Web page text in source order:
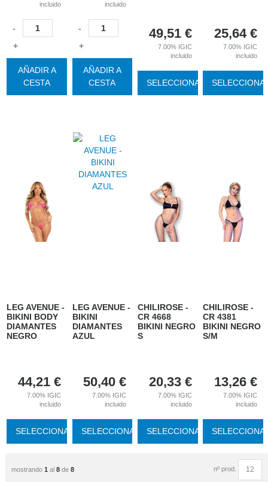
incluido
-
+
AÑADIR A
CESTA
incluido
-
+
AÑADIR A
CESTA
49,51 €
7.00% IGIC
incluido
SELECCIONAR
25,64 €
7.00% IGIC
incluido
LEG AVENUE -
BIKINI BODY
DIAMANTES
NEGRO
44,21 €
7.00% IGIC
incluido
SELECCIONAR
LEG AVENUE -
BIKINI
DIAMANTES
AZUL
50,40 €
7.00% IGIC
incluido
SELECCIONAR
CHILIROSE -
CR 4668
BIKINI NEGRO
S
20,33 €
7.00% IGIC
incluido
SELECCIONAR
CHILIROSE -
CR 4381
BIKINI NEGRO
S/M
13,26 €
7.00% IGIC
incluido
mostrando 1 al 8de 8 nº prod.